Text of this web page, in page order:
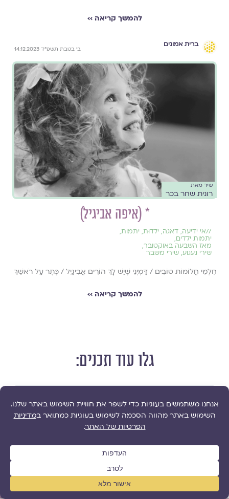
להמשך קריאה ››
ברית אמונים
ב׳ בטבת תשפ״ד 14.12.2023
שיר מאת
רונית שחר בכר
* (איפה אביגיל)
//אי ידיעה, דאגה, ילדוּת, יתמות,
יתמות ילדים,
מאז השבעה באוקטובר,
שירי געגוע, שירי משבר
חִלְמִי חֲלוֹמוֹת טוֹבִים / דַּמְיְנִי שֶׁיֵּשׁ לָךְ הוֹרִים אֲבִיגַיִל / כֶּתֶר עַל רֹאשֵׁךְ
להמשך קריאה ››
גלו עוד תכנים:
Search
רוצה לקבל עדכונים ממגזין